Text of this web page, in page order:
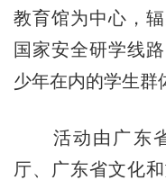
教育馆为中心，
国家安全研学线
少年在内的学生群
活动由广东省
厅、广东省文化